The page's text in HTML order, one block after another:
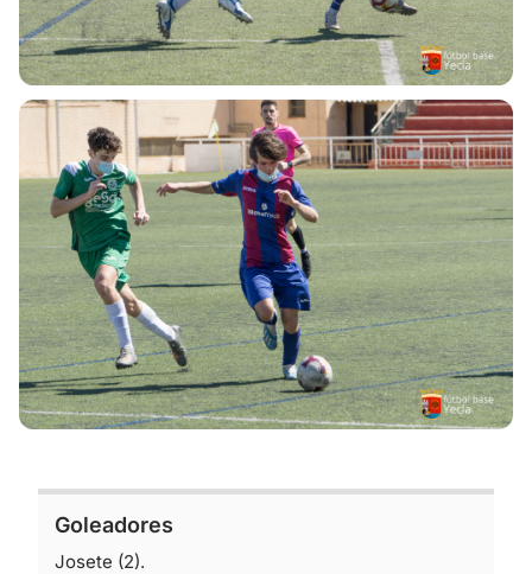
Goleadores
Josete (2).